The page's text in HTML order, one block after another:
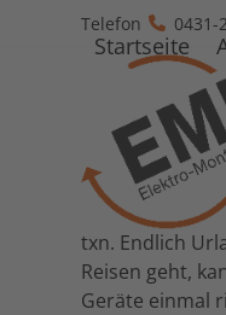
Telefon 0431-
Startseite
txn. Endlich
Reisen geht,
Geräte einmal